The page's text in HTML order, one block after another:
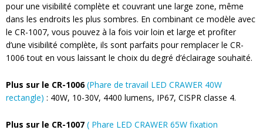
pour une visibilité complète et couvrant une large zone, même
dans les endroits les plus sombres. En combinant ce modèle avec
le CR-1007, vous pouvez à la fois voir loin et large et profiter
d’une visibilité complète, ils sont parfaits pour remplacer le CR-
1006 tout en vous laissant le choix du degré d’éclairage souhaité.
Plus sur le CR-1006 (Phare de travail LED CRAWER 40W
rectangle) : 40W, 10-30V, 4400 lumens, IP67, CISPR classe 4.
Plus sur le CR-1007 ( Phare LED CRAWER 65W fixation